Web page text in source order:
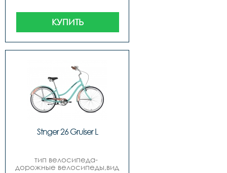
КУПИТЬ
Stnger 26 Gruiser L
тип велосипеда-
дорожные велосипеды,вид